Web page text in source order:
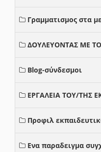
Γραμματισμος στα
ΔΟΥΛΕΥΟΝΤΑΣ ΜΕ
Blog-σύνδεσμοι
ΕΡΓΑΛΕΙΑ ΤΟΥ/ΤΗΣ
Προφιλ
Ενα παραδειγμα